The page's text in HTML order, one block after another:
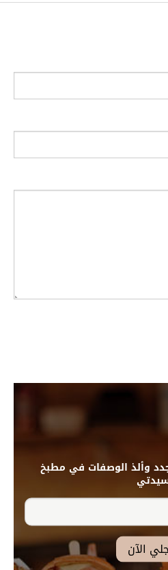
وألذ الوصفات في مطبخ